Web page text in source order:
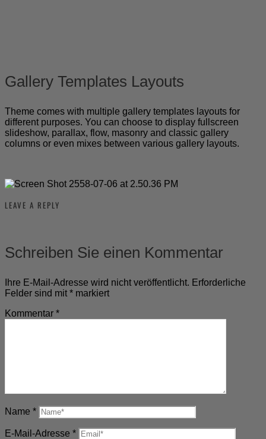
Gallery Templates Layouts
Theme comes with multiple gallery templates layouts for
different purposes. You can choose to display fullscreen
slideshow, parallax, flow, masonry and classic gallery
columns or even mixes between various gallery layouts.
LEAVE A REPLY
Schreiben Sie einen Kommentar
Ihre E-Mail-Adresse wird nicht veröffentlicht. Erforderliche
Felder sind mit * markiert
Kommentar *
Name *
E-Mail-Adresse *